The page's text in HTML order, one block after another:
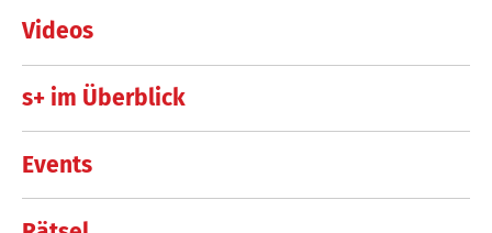
Videos
s+ im Überblick
Events